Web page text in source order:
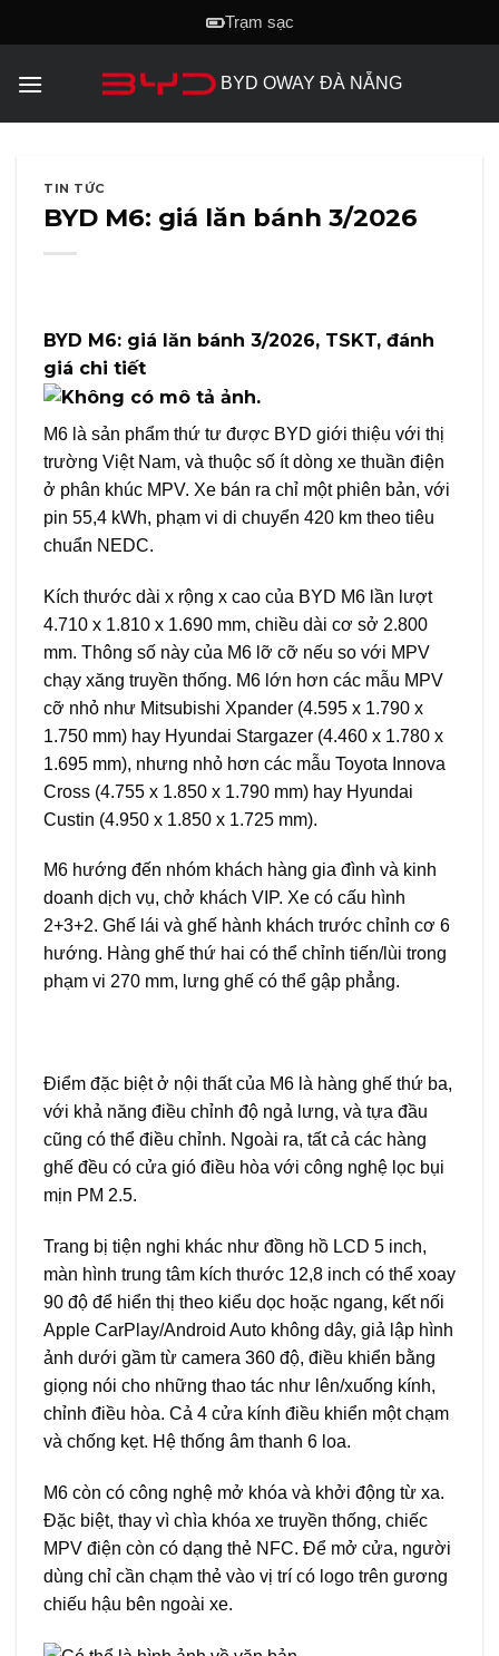
to
Trạm sạc
BYD OWAY ĐÀ NẴNG
TIN TỨC
BYD M6: giá lăn bánh 3/2026
BYD M6: giá lăn bánh 3/2026, TSKT, đánh
giá chi tiết
M6 là sản phẩm thứ tư được BYD giới thiệu với thị
trường Việt Nam, và thuộc số ít dòng xe thuần điện
ở phân khúc MPV. Xe bán ra chỉ một phiên bản, với
pin 55,4 kWh, phạm vi di chuyển 420 km theo tiêu
chuẩn NEDC.
Kích thước dài x rộng x cao của BYD M6 lần lượt
4.710 x 1.810 x 1.690 mm, chiều dài cơ sở 2.800
mm. Thông số này của M6 lỡ cỡ nếu so với MPV
chạy xăng truyền thống. M6 lớn hơn các mẫu MPV
cỡ nhỏ như Mitsubishi Xpander (4.595 x 1.790 x
1.750 mm) hay Hyundai Stargazer (4.460 x 1.780 x
1.695 mm), nhưng nhỏ hơn các mẫu Toyota Innova
Cross (4.755 x 1.850 x 1.790 mm) hay Hyundai
Custin (4.950 x 1.850 x 1.725 mm).
M6 hướng đến nhóm khách hàng gia đình và kinh
doanh dịch vụ, chở khách VIP. Xe có cấu hình
2+3+2. Ghế lái và ghế hành khách trước chỉnh cơ 6
hướng. Hàng ghế thứ hai có thể chỉnh tiến/lùi trong
phạm vi 270 mm, lưng ghế có thể gập phẳng.
Điểm đặc biệt ở nội thất của M6 là hàng ghế thứ ba,
với khả năng điều chỉnh độ ngả lưng, và tựa đầu
cũng có thể điều chỉnh. Ngoài ra, tất cả các hàng
ghế đều có cửa gió điều hòa với công nghệ lọc bụi
mịn PM 2.5.
Trang bị tiện nghi khác như đồng hồ LCD 5 inch,
màn hình trung tâm kích thước 12,8 inch có thể xoay
90 độ để hiển thị theo kiểu dọc hoặc ngang, kết nối
Apple CarPlay/Android Auto không dây, giả lập hình
ảnh dưới gầm từ camera 360 độ, điều khiển bằng
giọng nói cho những thao tác như lên/xuống kính,
chỉnh điều hòa. Cả 4 cửa kính điều khiển một chạm
và chống kẹt. Hệ thống âm thanh 6 loa.
M6 còn có công nghệ mở khóa và khởi động từ xa.
Đặc biệt, thay vì chìa khóa xe truyền thống, chiếc
MPV điện còn có dạng thẻ NFC. Để mở cửa, người
dùng chỉ cần chạm thẻ vào vị trí có logo trên gương
chiếu hậu bên ngoài xe.